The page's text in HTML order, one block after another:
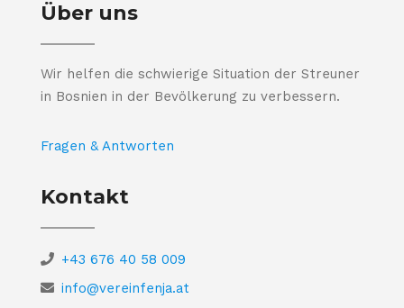
Über uns
Wir helfen die schwierige Situation der Streuner
in Bosnien in der Bevölkerung zu verbessern.
Fragen & Antworten
Kontakt
+43 676 40 58 009
info@vereinfenja.at